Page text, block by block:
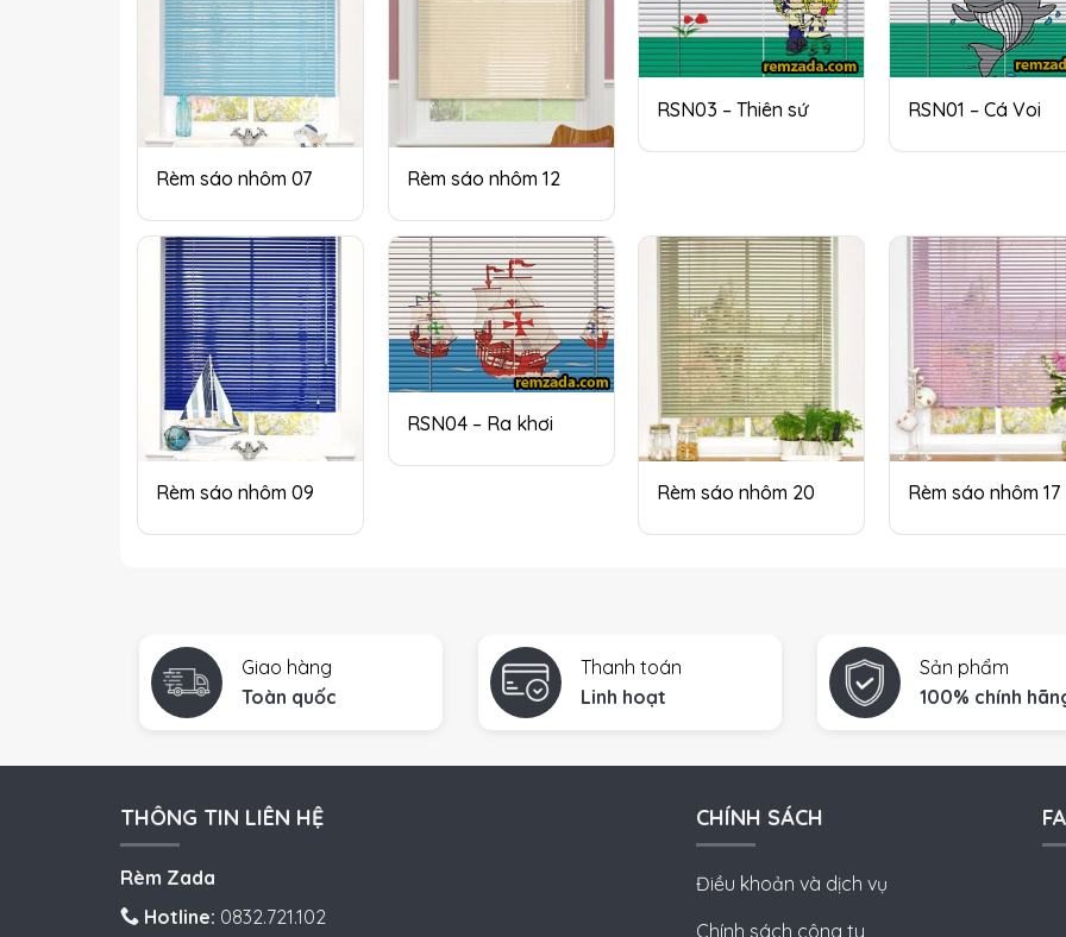
Rèm sáo nhôm 07 Rèm sáo nhôm 12
RSN03 – Thiên sứ RSN01 – Cá Voi
Rèm sáo nhôm 09
RSN04 – Ra khơi
Rèm sáo nhôm 20 Rèm sáo nhôm 17
Giao hàng
Toàn quốc
Thanh toán
Linh hoạt
Sản phẩm
100% chính
THÔNG TIN LIÊN HỆ
Rèm Zada
Hotline: 0832.721.102
CHÍNH SÁCH
Điều khoản và dịch vụ
Chính sách công ty